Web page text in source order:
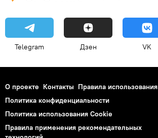
Telegram Дзен VK
О проекте Контакты Правила использования
Политика конфиденциальности
Политика использования Cookie
Правила применения рекомендательных